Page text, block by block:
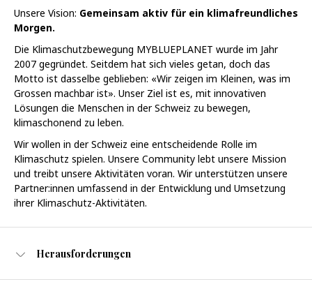
Unsere Vision:Gemeinsam aktiv für ein klimafreundliches
Morgen.
Die Klimaschutzbewegung MYBLUEPLANET wurde im Jahr
2007 gegründet. Seitdem hat sich vieles getan, doch das
Motto ist dasselbe geblieben: «Wir zeigen im Kleinen, was im
Grossen machbar ist». Unser Ziel ist es, mit innovativen
Lösungen die Menschen in der Schweiz zu bewegen,
klimaschonend zu leben.
Wir wollen in der Schweiz eine entscheidende Rolle im
Klimaschutz spielen. Unsere Community lebt unsere Mission
und treibt unsere Aktivitäten voran. Wir unterstützen unsere
Partner:innen umfassend in der Entwicklung und Umsetzung
ihrer Klimaschutz-Aktivitäten.
Herausforderungen